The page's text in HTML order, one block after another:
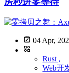
04 Apr,
Rust ,
Web开